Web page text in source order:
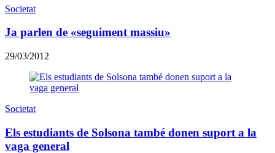
Societat
Ja parlen de «seguiment massiu»
29/03/2012
Societat
Els estudiants de Solsona també donen suport a la
vaga general